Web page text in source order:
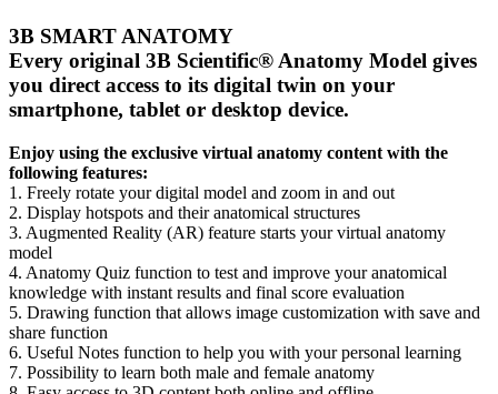
3B SMART ANATOMY
Every original 3B Scientific® Anatomy Model gives
you direct access to its digital twin on your
smartphone, tablet or desktop device.
Enjoy using the exclusive virtual anatomy content with the
following features:
1. Freely rotate your digital model and zoom in and out
2. Display hotspots and their anatomical structures
3. Augmented Reality (AR) feature starts your virtual anatomy
model
4. Anatomy Quiz function to test and improve your anatomical
knowledge with instant results and final score evaluation
5. Drawing function that allows image customization with save and
share function
6. Useful Notes function to help you with your personal learning
7. Possibility to learn both male and female anatomy